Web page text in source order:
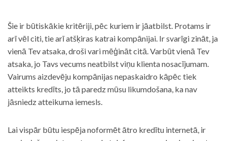
Šie ir būtiskākie kritēriji, pēc kuriem ir jāatbilst. Protams ir
arī vēl citi, tie arī atšķiras katrai kompānijai. Ir svarīgi zināt, ja
vienā Tev atsaka, droši vari mēģināt citā. Varbūt vienā Tev
atsaka, jo Tavs vecums neatbilst viņu klienta nosacījumam.
Vairums aizdevēju kompānijas nepaskaidro kāpēc tiek
atteikts kredīts, jo tā paredz mūsu likumdošana, ka nav
jāsniedz atteikuma iemesls.
Lai vispār būtu iespēja noformēt ātro kredītu internetā, ir